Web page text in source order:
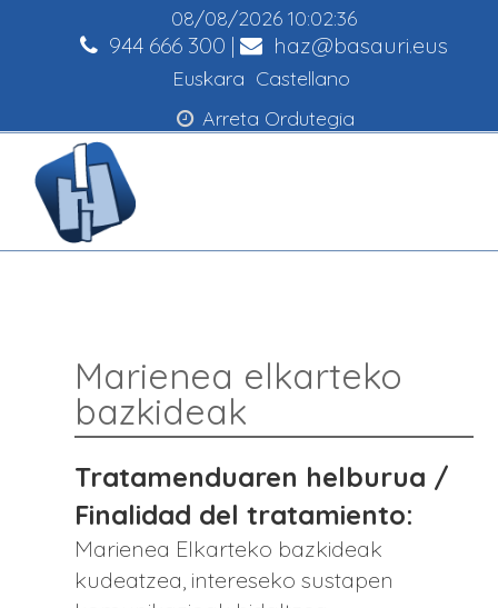
08/08/2026 10:02:37
944 666 300 | haz@basauri.eus
Euskara Castellano
Arreta Ordutegia
Marienea elkarteko
bazkideak
Tratamenduaren helburua /
Finalidad del tratamiento:
Marienea Elkarteko bazkideak
kudeatzea, intereseko sustapen